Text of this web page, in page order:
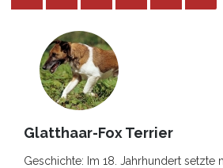
Glatthaar-Fox Terrier
Geschichte: Im 18. Jahrhundert setzte